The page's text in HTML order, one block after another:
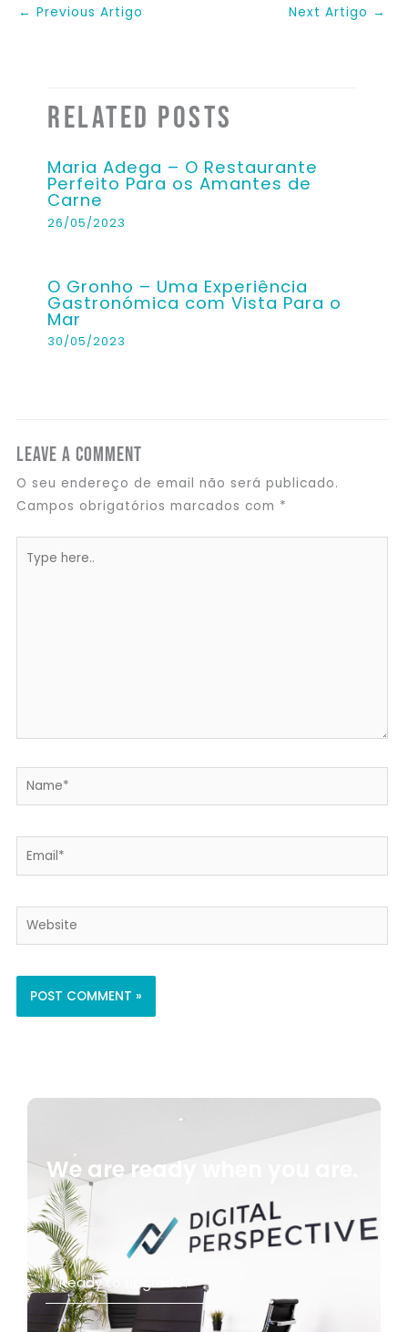
← Previous Artigo Next Artigo →
Related Posts
Maria Adega – O Restaurante
Perfeito Para os Amantes de
Carne
26/05/2023
O Gronho – Uma Experiência
Gastronómica com Vista Para o
Mar
30/05/2023
Leave a Comment
O seu endereço de email não será publicado.
Campos obrigatórios marcados com *
here..
Name*
Email*
Website
We are ready when you are.
Ready to upgrade?